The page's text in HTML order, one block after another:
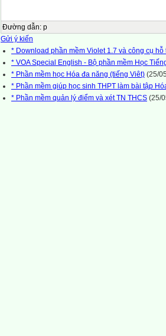
Đường dẫn: p
Gửi ý kiến
* Download phần mềm Violet 1.7 và công cụ hỗ
* VOA Special English - Bộ phần mềm Học
* Phần mềm học Hóa đa năng (tiếng Viêt) (25/
* Phần mềm giúp học sinh THPT làm bài tập
* Phần mềm quản lý điểm và xét TN THCS (25/